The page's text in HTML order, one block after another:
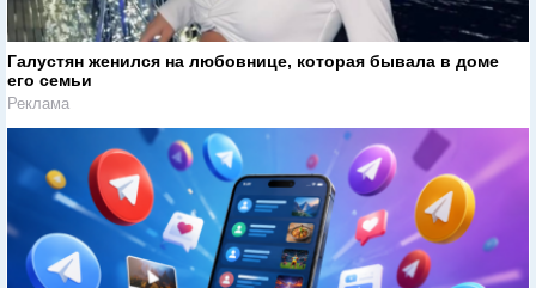
Галустян женился на любовнице, которая бывала в доме
его семьи
Реклама